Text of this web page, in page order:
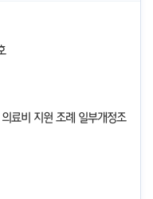
료비 지원 조례 일부개정조